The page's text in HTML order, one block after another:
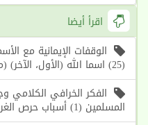
اقرأ أيضا
الوقفات الإيمانية مع
(25) اسما الله (الأول، الآخر) (موعظة الأسبوع)
الفكر الخرافي الكلامي
المسلمين (1) أسباب حرص الغرب على إحياء هذا الفكر (1)